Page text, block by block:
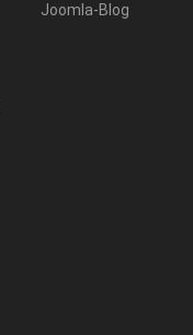
Joomla-Blog